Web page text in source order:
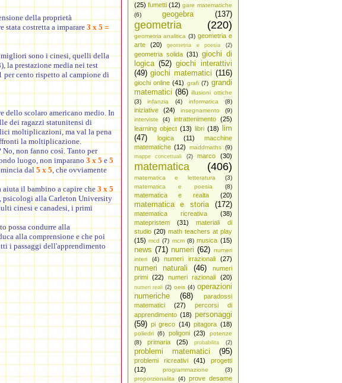
(25) fumetti (12) gare matematiche
(6)
geogebra (137)
geometria (220)
geometria analitica (3) geometria e
arte
(20) geometria e poesia (2)
geometria solida (31) giochi di
logica (52) giochi interattivi
(49) giochi matematici (116)
giochi online (41) grafi (7) grandi
matematici (86) illusioni ottiche
(3)
infanzia (4) informatica (8)
iniziative (24) insegnamento
(9)
interviste
(4) intrattenimento
(25)
learning object (13) libri (18)
lim
(47)
logica (11)
macchine
matematiche (12) maddmaths (9)
mappe concettuali (2) marco (30)
matematica (406)
matematica e letteratura
(3)
matematica e poesia
(8)
matematica e realta (20)
matematica e storia (172)
matematica ricreativa
(38)
matepristem
(31)
materiali di
studio (20) math teachers at play
(15) mcd (7) mcm (8) musica (15)
news (71) numeri (62) numeri
interi
(4) numeri irrazionali (27)
numeri naturali (46)
numeri
primi
(22) numeri razionali (20)
numeri reali (2) oeis (4) operazioni
numeriche
(68)
paradossi
matematici
(27)
percorsi di
apprendimento (18) personaggi
(59) pi greco (14) pitagora (18)
poliedri (6) poligoni (23)
potenze
(8)
primaria (25) probabilita (2)
problemi matematici (95)
problemi ricreativi (41)
progetti
(12)
programmazione
(3)
proporzionalita
(4) prove desame
della proprietà
stata costretta a imparare 3 x 5 =
sono i cinesi, quelli della
la prestazione media nei test
cento rispetto al campione di
dello scolaro americano medio. In
dei ragazzi statunitensi di
moltiplicazioni, ma val la pena
la moltiplicazione.
non fanno così. Tanto per
luogo, non imparano 3 x 5 e 5
dal5 x 5, che ovviamente
il bambino a capire che 3 x 5
psicologi alla Carleton University
cinesi e canadesi, i primi
possa condurre alla
alla comprensione e che poi
i passaggi dell'apprendimento